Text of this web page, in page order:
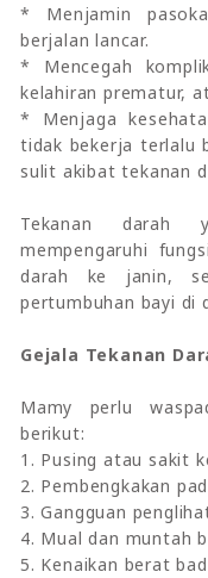
* Menjamin
berjalan lancar.
* Mencegah
kelahiran prematur,
* Menjaga
tidak bekerja terlalu
sulit akibat tekanan
Tekanan darah
mempengaruhi
darah ke janin,
pertumbuhan bayi di
Gejala Tekanan
Mamy perlu
berikut:
1. Pusing atau sakit
2. Pembengkakan
3. Gangguan
4. Mual dan muntah
5. Kenaikan berat